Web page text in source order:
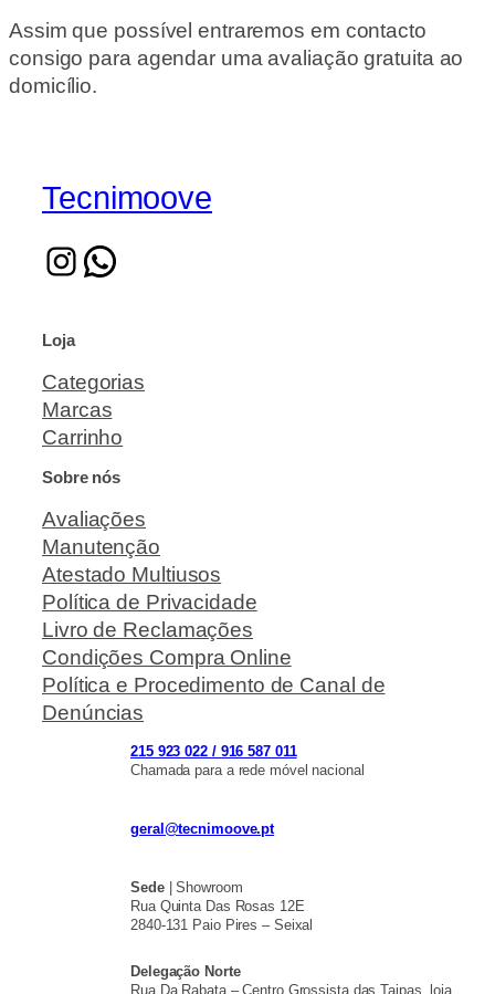
Assim que possível entraremos em contacto
consigo para agendar uma avaliação gratuita ao
domicílio.
Tecnimoove
Loja
Categorias
Marcas
Carrinho
Sobre nós
Avaliações
Manutenção
Atestado Multiusos
Política de Privacidade
Livro de Reclamações
Condições Compra Online
Política e Procedimento de Canal de
Denúncias
215 923 022 / 916 587 011
Chamada para a rede móvel nacional
geral@tecnimoove.pt
Sede| Showroom
Rua Quinta Das Rosas 12E
2840-131 Paio Pires – Seixal
Delegação Norte
Rua Da Rabata – Centro Grossista das Taipas, loja